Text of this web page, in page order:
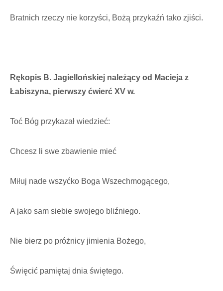
Bratnich rzeczy nie korzyści, Bożą przykaźń tako zjiści.
Rękopis B. Jagiellońskiej należący od Macieja z
Łabiszyna, pierwszy ćwierć XV w.
Toć Bóg przykazał wiedzieć:
Chcesz li swe zbawienie mieć
Miłuj nade wszyćko Boga Wszechmogącego,
A jako sam siebie swojego bliźniego.
Nie bierz po próżnicy jimienia Bożego,
Święcić pamiętaj dnia świętego.